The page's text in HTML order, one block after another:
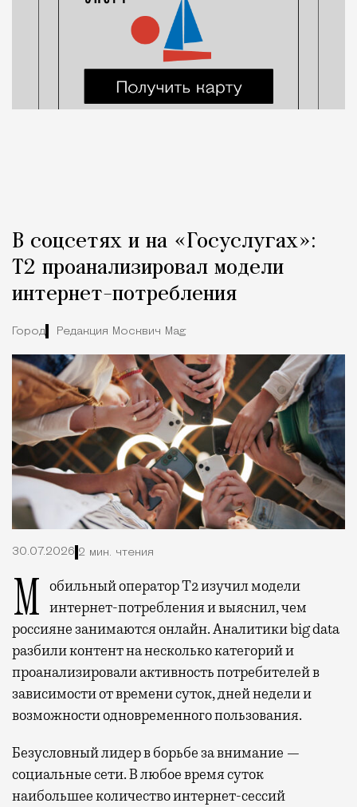
В соцсетях и на «Госуслугах»:
Т2 проанализировал модели
интернет-потребления
Город Редакция Москвич Mag
30.07.2026 2 мин. чтения
Мобильный оператор Т2 изучил модели интернет-потребления и выяснил, чем
россияне занимаются онлайн. Аналитики big data
разбили контент на несколько категорий и
проанализировали активность потребителей в
зависимости от времени суток, дней недели и
возможности одновременного пользования.
Безусловный лидер в борьбе за внимание —
социальные сети. В любое время суток
наибольшее количество интернет-сессий